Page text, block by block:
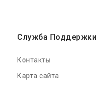
Служба Поддержки
Контакты
Карта сайта